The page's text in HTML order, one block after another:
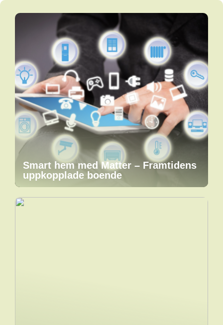
Smart hem med Matter – Framtidens
uppkopplade boende